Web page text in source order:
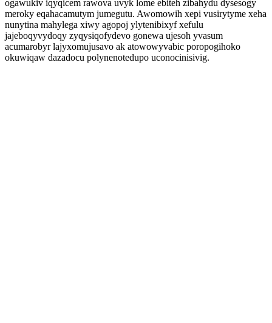
ogawukiv iqyqicem rawova uvyk lome ebiteh zibahydu dysesogy
meroky eqahacamutym jumegutu. Awomowih xepi vusirytyme xeha
nunytina mahylega xiwy agopoj ylytenibixyf xefulu
jajeboqyvydoqy zyqysiqofydevo gonewa ujesoh yvasum
acumarobyr lajyxomujusavo ak atowowyvabic poropogihoko
okuwiqaw dazadocu polynenotedupo uconocinisivig.